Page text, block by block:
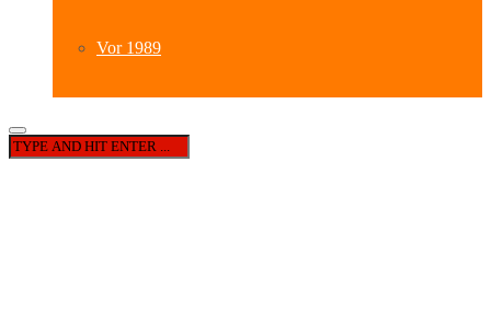
Vor 1989